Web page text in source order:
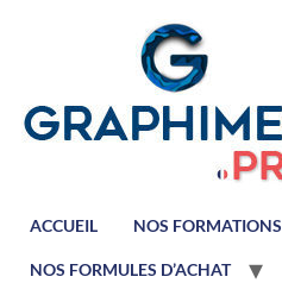
ACCUEIL NOS FORMATIONS
NOS FORMULES D’ACHAT